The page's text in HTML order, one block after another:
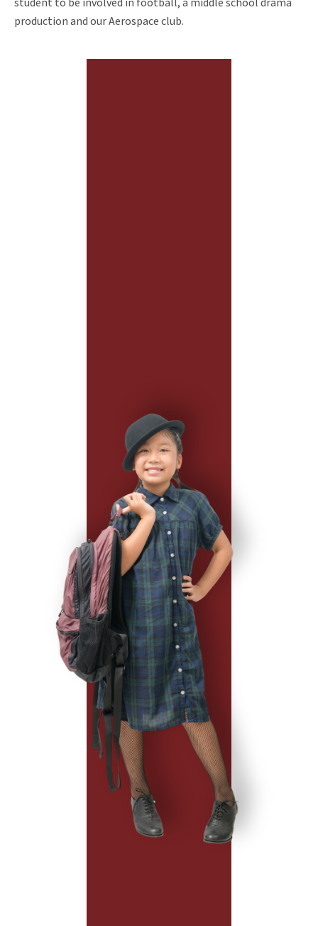
production and our Aerospace club.